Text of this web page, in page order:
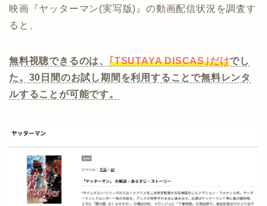
映画『ヤッターマン(実写版)』の動画配信状況を調査す
ると、
無料視聴できるのは、 ｢TSUTAYA DISCAS｣だけでし
た。30日間のお試し期間を利用することで無料レンタ
ルすることが可能です。